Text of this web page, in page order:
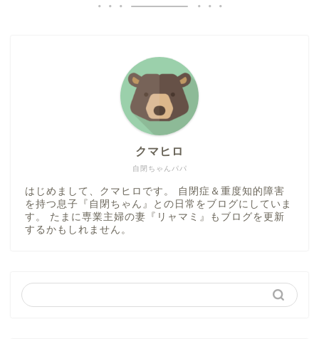
自閉ちゃんパパ
クマヒロ
はじめまして、クマヒロです。 自閉症＆重度知的障害
を持つ息子『自閉ちゃん』との日常をブログにしていま
す。 たまに専業主婦の妻『リャマミ』もブログを更新
するかもしれません。